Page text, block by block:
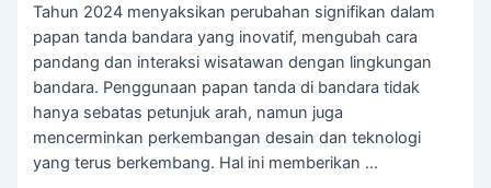
Tahun 2024 menyaksikan perubahan signifikan dalam
papan tanda bandara yang inovatif, mengubah cara
pandang dan interaksi wisatawan dengan lingkungan
bandara. Penggunaan papan tanda di bandara tidak
hanya sebatas petunjuk arah, namun juga
mencerminkan perkembangan desain dan teknologi
yang terus berkembang. Hal ini memberikan …